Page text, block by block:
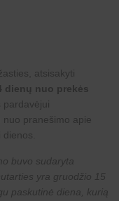
atsisakyti
dienų nuo prekės
pardavėjui
pranešimo apie
buvo sudaryta
yra gruodžio 15
paskutinė diena, kurią